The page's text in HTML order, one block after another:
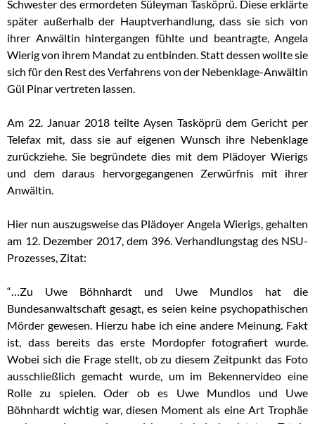
Schwester des ermordeten Süleyman Tasköprü. Diese erklärte
später außerhalb der Hauptverhandlung, dass sie sich von
ihrer Anwältin hintergangen fühlte und beantragte, Angela
Wierig von ihrem Mandat zu entbinden. Statt dessen wollte sie
sich für den Rest des Verfahrens von der Nebenklage-Anwältin
Gül Pinar vertreten lassen.
Am 22. Januar 2018 teilte Aysen Tasköprü dem Gericht per
Telefax mit, dass sie auf eigenen Wunsch ihre Nebenklage
zurückziehe. Sie begründete dies mit dem Plädoyer Wierigs
und dem daraus hervorgegangenen Zerwürfnis mit ihrer
Anwältin.
Hier nun auszugsweise das Plädoyer Angela Wierigs, gehalten
am 12. Dezember 2017, dem 396. Verhandlungstag des NSU-
Prozesses, Zitat:
“…Zu Uwe Böhnhardt und Uwe Mundlos hat die
Bundesanwaltschaft gesagt, es seien keine psychopathischen
Mörder gewesen. Hierzu habe ich eine andere Meinung. Fakt
ist, dass bereits das erste Mordopfer fotografiert wurde.
Wobei sich die Frage stellt, ob zu diesem Zeitpunkt das Foto
ausschließlich gemacht wurde, um im Bekennervideo eine
Rolle zu spielen. Oder ob es Uwe Mundlos und Uwe
Böhnhardt wichtig war, diesen Moment als eine Art Trophäe